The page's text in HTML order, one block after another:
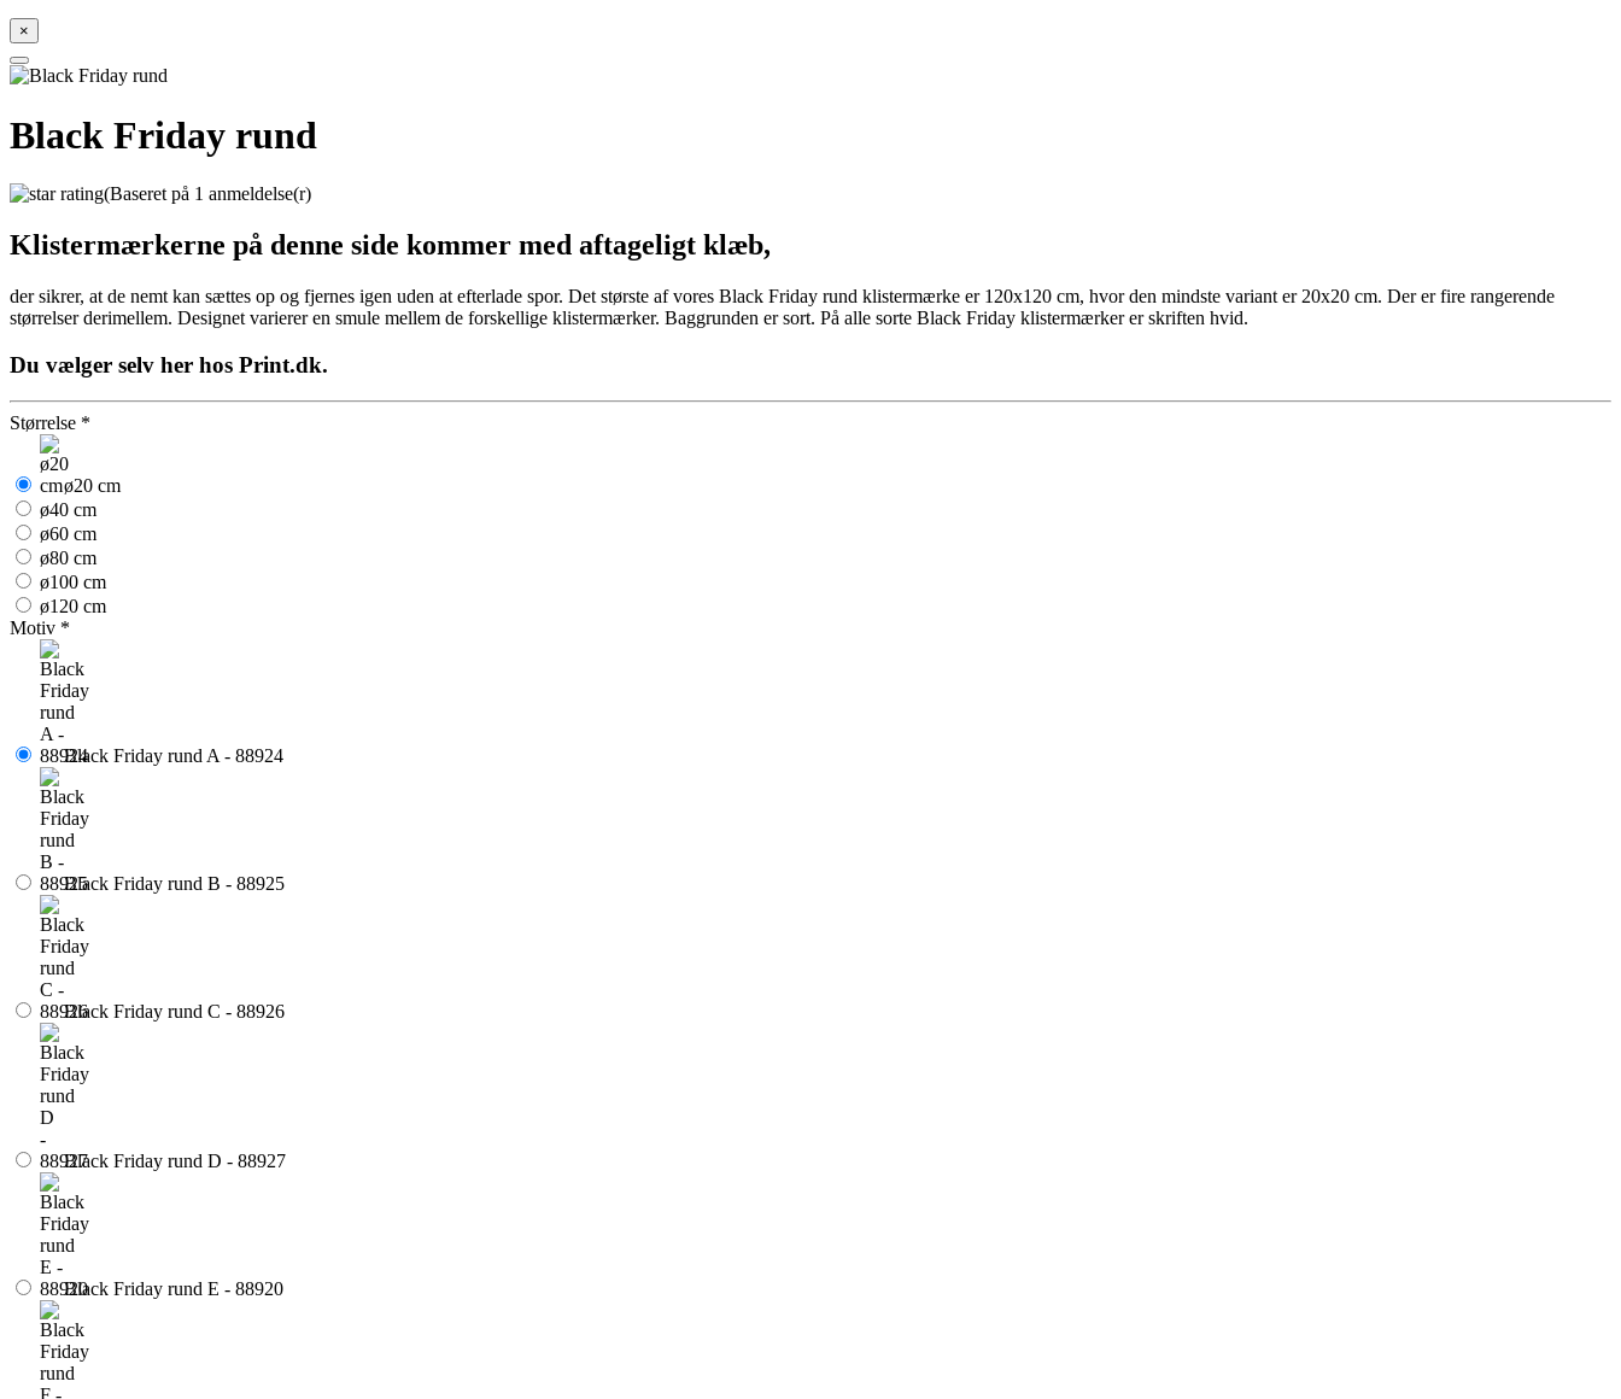
×
Black Friday rund
(Baseret på 1 anmeldelse(r)
Klistermærkerne på denne side kommer med aftageligt klæb,
der sikrer, at de nemt kan sættes op og fjernes igen uden at efterlade spor. Det største af vores Black Friday rund klistermærke er 120x120 cm, hvor den mindste variant er 20x20 cm. Der er fire rangerende
størrelser derimellem. Designet varierer en smule mellem de forskellige klistermærker. Baggrunden er sort. På alle sorte Black Friday klistermærker er skriften hvid.
Du vælger selv her hos Print.dk.
Størrelse *
ø20 cm
ø40 cm
ø60 cm
ø80 cm
ø100 cm
ø120 cm
Motiv *
Black Friday rund A - 88924
Black Friday rund B - 88925
Black Friday rund C - 88926
Black Friday rund D - 88927
Black Friday rund E - 88920